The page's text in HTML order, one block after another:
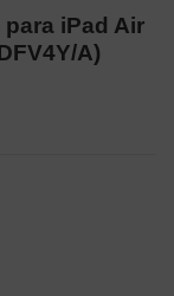
iPad Air
A)